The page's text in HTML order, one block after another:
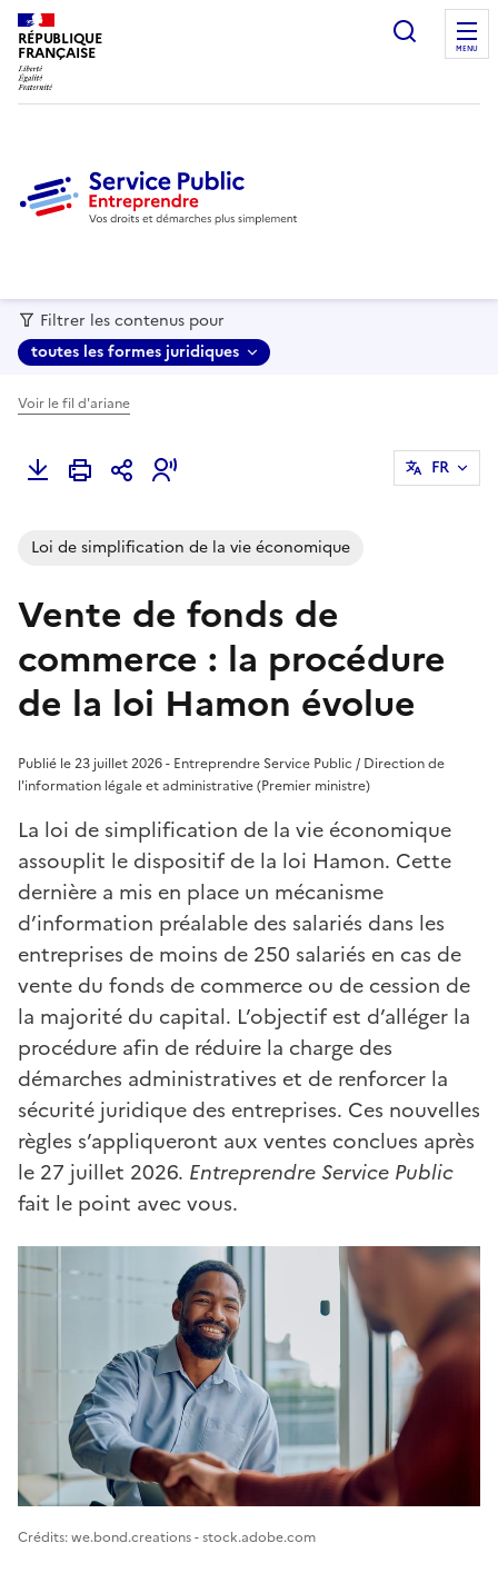
RÉPUBLIQUE
FRANÇAISE MENU
Filtrer les contenus pour
toutes les formes juridiques
Voir le fil d'ariane
FR
Loi de simplification de la vie économique
Vente de fonds de
commerce : la procédure
de la loi Hamon évolue
Publié le 23 juillet 2026 - Entreprendre Service Public / Direction de
l'information légale et administrative (Premier ministre)
La loi de simplification de la vie économique
assouplit le dispositif de la loi Hamon. Cette
dernière a mis en place un mécanisme
d’information préalable des salariés dans les
entreprises de moins de 250 salariés en cas de
vente du fonds de commerce ou de cession de
la majorité du capital. L’objectif est d’alléger la
procédure afin de réduire la charge des
démarches administratives et de renforcer la
sécurité juridique des entreprises. Ces nouvelles
règles s’appliqueront aux ventes conclues après
le 27 juillet 2026. Entreprendre Service Public
fait le point avec vous.
Image 1
Crédits: we.bond.creations - stock.adobe.com